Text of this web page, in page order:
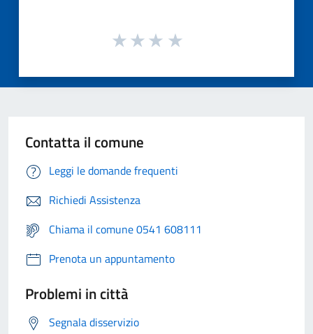
Contatta il comune
Leggi le domande frequenti
Richiedi Assistenza
Chiama il comune 0541 608111
Prenota un appuntamento
Problemi in città
Segnala disservizio